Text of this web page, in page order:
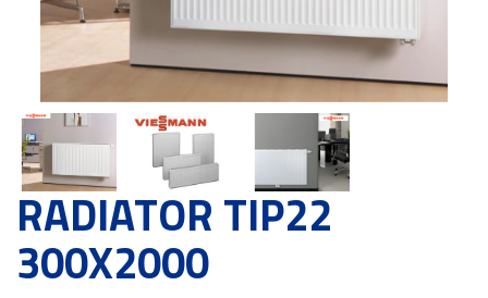
RADIATOR TIP22
300X2000